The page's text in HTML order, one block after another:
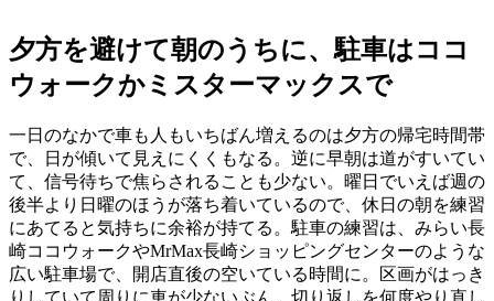
夕方を避けて朝のうちに、駐車はココ
ウォークかミスターマックスで
一日のなかで車も人もいちばん増えるのは夕方の帰宅時間帯
で、日が傾いて見えにくくもなる。逆に早朝は道がすいてい
て、信号待ちで焦らされることも少ない。曜日でいえば週の
後半より日曜のほうが落ち着いているので、休日の朝を練習
にあてると気持ちに余裕が持てる。駐車の練習は、みらい長
崎ココウォークやMrMax長崎ショッピングセンターのような
広い駐車場で、開店直後の空いている時間に。区画がはっき